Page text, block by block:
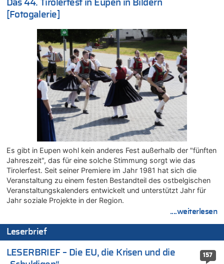
Zwölf Jahre nach Aachener Bankraub: 70-Jähriger gefasst
08.08.2026 - 21:28 von Noah Parmentier zu
Leipzig, Mechernich und die Frage: Wer steckt hinter den
Drohnen mit Strengstoff? War es Russland?
08.08.2026 - 21:11 von Mungo zu
Leipzig, Mechernich und die Frage: Wer steckt hinter den
Drohnen mit Strengstoff? War es Russland?
08.08.2026 - 20:49 von Marcel Scholzen Eimerscheid zu
Leipzig, Mechernich und die Frage: Wer steckt hinter den
Drohnen mit Strengstoff? War es Russland?
08.08.2026 - 20:34 von Dax zu
Wasserstand des Rheins in NRW so niedrig wie noch nie
Leipzig, Mechernich und die Frage: Wer steckt hinter den
Drohnen mit Strengstoff? War es Russland?
08.08.2026 - 20:20 von Joseph Meyer zu
Leipzig, Mechernich und die Frage: Wer steckt hinter den
Drohnen mit Strengstoff? War es Russland?
Zwölf Jahre nach Aachener Bankraub: 70-Jähriger gefasst
08.08.2026 - 20:17 von Russentrolle zu
Leipzig, Mechernich und die Frage: Wer steckt hinter den
Drohnen mit Strengstoff? War es Russland?
Das 44. Tirolerfest in Eupen in Bildern
[Fotogalerie]
Es gibt in Eupen wohl kein anderes Fest außerhalb der "fünften
Jahreszeit", das für eine solche Stimmung sorgt wie das
Tirolerfest. Seit seiner Premiere im Jahr 1981 hat sich die
Veranstaltung zu einem festen Bestandteil des ostbelgischen
Veranstaltungskalenders entwickelt und unterstützt Jahr für
Jahr soziale Projekte in der Region.
....weiterlesen
Leserbrief
157
LESERBRIEF – Die EU, die Krisen und die